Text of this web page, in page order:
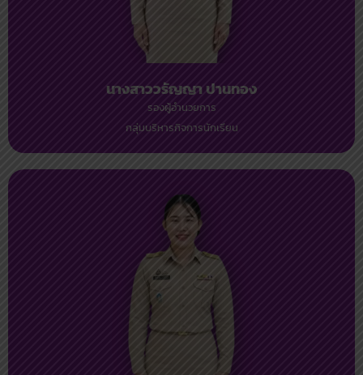
นางสาววรัญญา ปานทอง
รองผู้อำนวยการ
กลุ่มบริหารกิจการนักเรียน